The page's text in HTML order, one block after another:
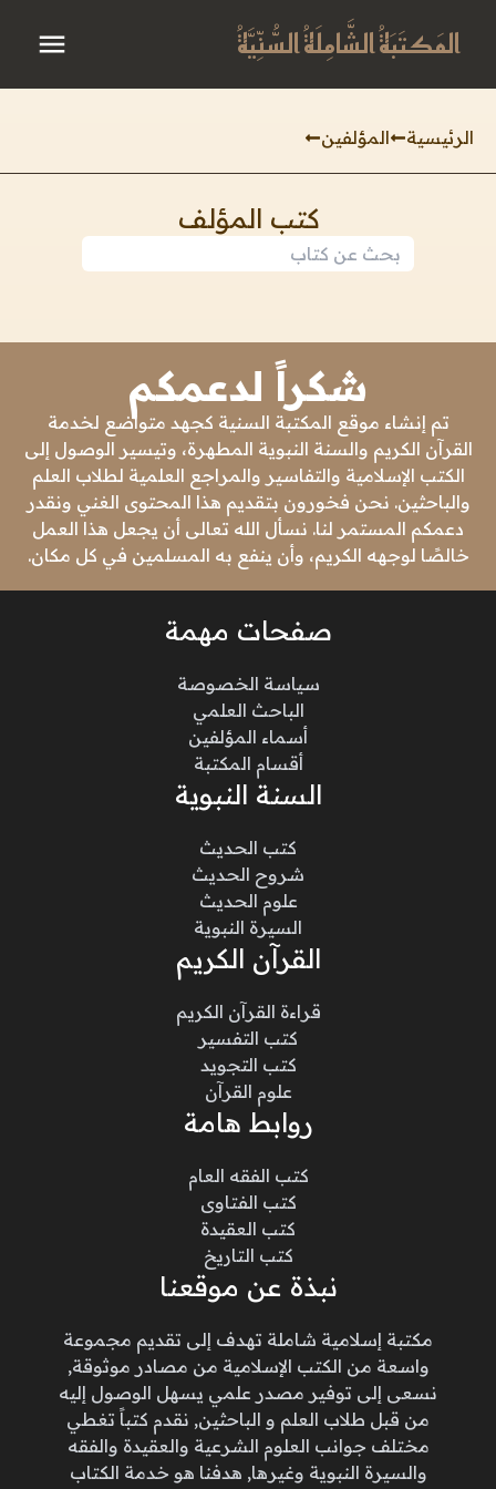
المَكتَبَةُ الشَّامِلَةُ السُّنِّيَّةُ
الرئيسية المؤلفين
كتب المؤلف
شكراً لدعمكم
تم إنشاء موقع المكتبة السنية كجهد متواضع لخدمة
القرآن الكريم والسنة النبوية المطهرة، وتيسير الوصول إلى
الكتب الإسلامية والتفاسير والمراجع العلمية لطلاب العلم
والباحثين. نحن فخورون بتقديم هذا المحتوى الغني ونقدر
دعمكم المستمر لنا. نسأل الله تعالى أن يجعل هذا العمل
خالصًا لوجهه الكريم، وأن ينفع به المسلمين في كل مكان.
صفحات مهمة
سياسة الخصوصة
الباحث العلمي
أسماء المؤلفين
أقسام المكتبة
السنة النبوية
كتب الحديث
شروح الحديث
علوم الحديث
السيرة النبوية
القرآن الكريم
قراءة القرآن الكريم
كتب التفسير
كتب التجويد
علوم القرآن
روابط هامة
كتب الفقه العام
كتب الفتاوى
كتب العقيدة
كتب التاريخ
نبذة عن موقعنا
مكتبة إسلامية شاملة تهدف إلى تقديم مجموعة
واسعة من الكتب الإسلامية من مصادر موثوقة,
نسعى إلى توفير مصدر علمي يسهل الوصول إليه
من قبل طلاب العلم و الباحثين, نقدم كتباً تغطي
مختلف جوانب العلوم الشرعية والعقيدة والفقه
والسيرة النبوية وغيرها, هدفنا هو خدمة الكتاب